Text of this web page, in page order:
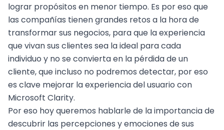
lograr propósitos en menor tiempo. Es por eso que
las compañías tienen grandes retos a la hora de
transformar sus negocios, para que la experiencia
que vivan sus clientes sea la ideal para cada
individuo y no se convierta en la pérdida de un
cliente, que incluso no podremos detectar, por eso
es clave mejorar la experiencia del usuario con
Microsoft Clarity.
Por eso hoy queremos hablarle de la importancia de
descubrir las percepciones y emociones de sus